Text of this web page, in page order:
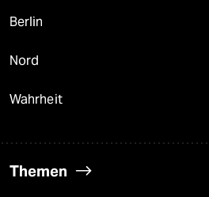
Berlin
Nord
Wahrheit
Themen